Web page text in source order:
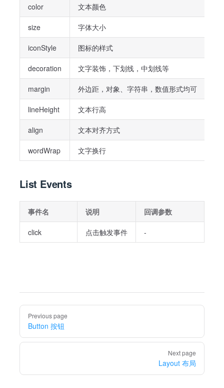
color 文本颜色
size 字体大小
iconStyle 图标的样式
decoration 文字装饰，下划线，中划线等
margin 外边距，对象、字符串，数值形式均可
lineHeight 文本行高
align 文本对齐方式
wordWrap 文字换行
List Events
事件名 说明 回调参数
click 点击触发事件 -
PagerPrevious page
Button 按钮
Next page
Layout 布局